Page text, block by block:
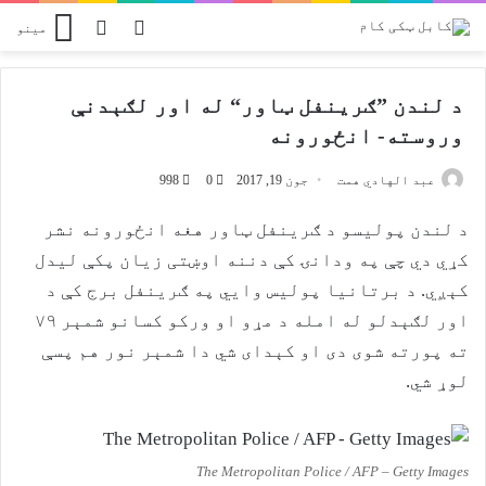
مینو Switch skin
د لندن ”ګرینفل ټاور“ له اور لګېدنې
وروسته- انځورونه
عبد الهادي همت جون 19, 2017 0
998
د لندن پولیسو د ګرینفل ټاور هغه انځورونه نشر
کړي دي چې په ودانۍ کې دننه اوښتی زیان پکې لیدل
کېږي. د برتانیا پولیس وایي په ګرینفل برج کې د
اور لګېدلو له امله د مړو او ورکو کسانو شمېر ۷۹
ته پورته شوی دی او کېدای شي دا شمېر نور هم پسې
لوړ شي.
The Metropolitan Police / AFP – Getty Images